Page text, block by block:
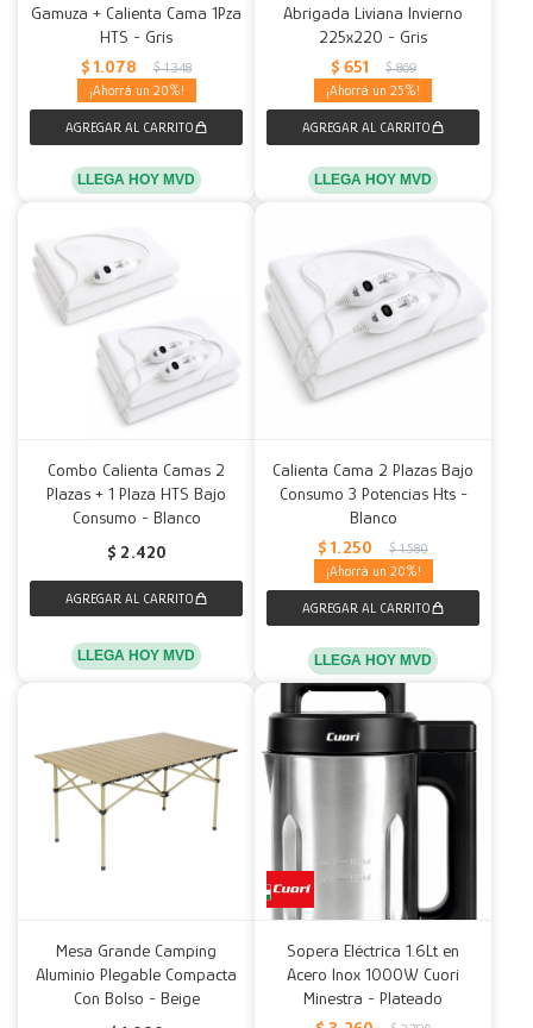
Gamuza + Calienta Cama 1Pza
HTS - Gris
$ 1.078 $ 1.348
20
LLEGA HOY MVD
Abrigada Liviana Invierno
225x220 - Gris
$ 651 $ 869
25
LLEGA HOY MVD
Combo Calienta Camas 2
Plazas + 1 Plaza HTS Bajo
Consumo - Blanco
$ 2.420
LLEGA HOY MVD
Calienta Cama 2 Plazas Bajo
Consumo 3 Potencias Hts -
Blanco
$ 1.250 $ 1.580
20
LLEGA HOY MVD
Mesa Grande Camping
Aluminio Plegable Compacta
Con Bolso - Beige
Sopera Eléctrica 1.6Lt en
Acero Inox 1000W Cuori
Minestra - Plateado